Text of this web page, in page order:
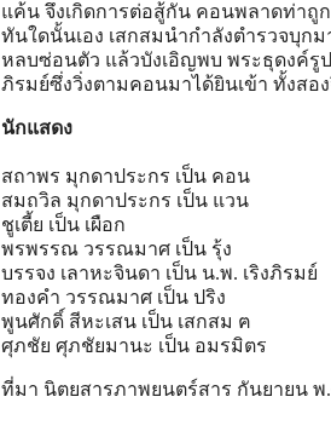
แค้น จึงเกิดการต่อสู้กัน คอนพลาดท่าถู
ทันใดนั้นเอง เสกสมนํากําลังตํารวจบุก
หลบซ่อนตัว แล้วบังเอิญพบ พระธุดงค์รูป
ภิรมย์ซึ่งวิ่งตามคอนมาได้ยินเข้า ทั้งส
นักแสดง
สถาพร มุกดาประกร เป็น คอน
สมถวิล มุกดาประกร เป็น แวน
ชูเตี้ย เป็น เผือก
พรพรรณ วรรณมาศ เป็น รุ้ง
บรรจง เลาหะจินดา เป็น น.พ. เริงภิรมย์
ทองคํา วรรณมาศ เป็น ปริง
พูนศักดิ์ สีหะเสน เป็น เสกสม ฅ
ศุภชัย ศุภชัยมานะ เป็น อมรมิตร
ที่มา นิตยสารภาพยนตร์สาร กันยายน พ.